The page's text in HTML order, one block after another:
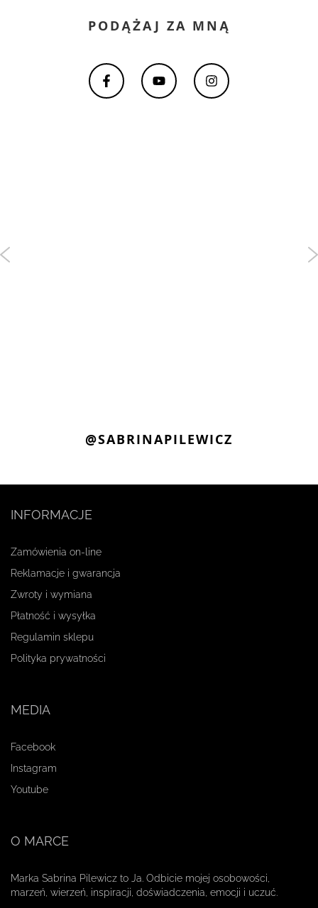
PODĄŻAJ ZA MNĄ
@SABRINAPILEWICZ
INFORMACJE
Zamówienia on-line
Reklamacje i gwarancja
Zwroty i wymiana
Płatność i wysyłka
Regulamin sklepu
Polityka prywatności
MEDIA
Facebook
Instagram
Youtube
O MARCE
Marka Sabrina Pilewicz to Ja. Odbicie mojej osobowości,
marzeń, wierzeń, inspiracji, doświadczenia, emocji i uczuć.